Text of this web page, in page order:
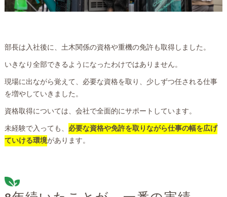
部長は入社後に、土木関係の資格や重機の免許も取得しました。
いきなり全部できるようになったわけではありません。
現場に出ながら覚えて、必要な資格を取り、少しずつ任される仕事
を増やしていきました。
資格取得については、会社で全面的にサポートしています。
未経験で入っても、 必要な資格や免許を取りながら仕事の幅を広げ
ていける環境があります。